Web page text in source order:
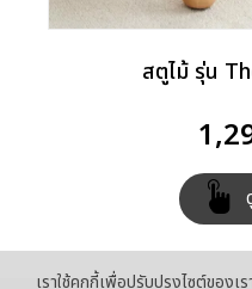
สตูไม้ รุ่น
เราใช้คุกกี้เพื่อปรับปรุงไซต์ของ